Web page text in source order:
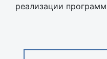
реализации